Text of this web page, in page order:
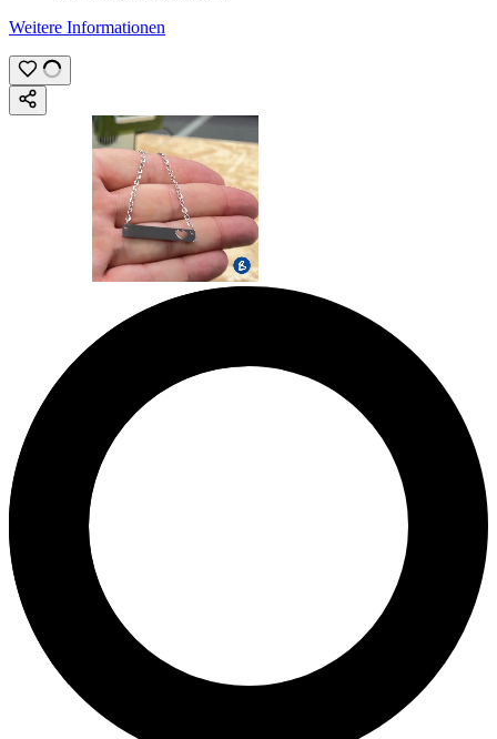
Weitere Informationen